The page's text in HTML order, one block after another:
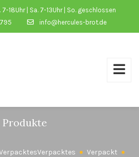
18Uhr | Sa. 7-13Uhr | So. geschlossen
info@hercules-brot.de
Produkte
Verpacktes
Verpackt